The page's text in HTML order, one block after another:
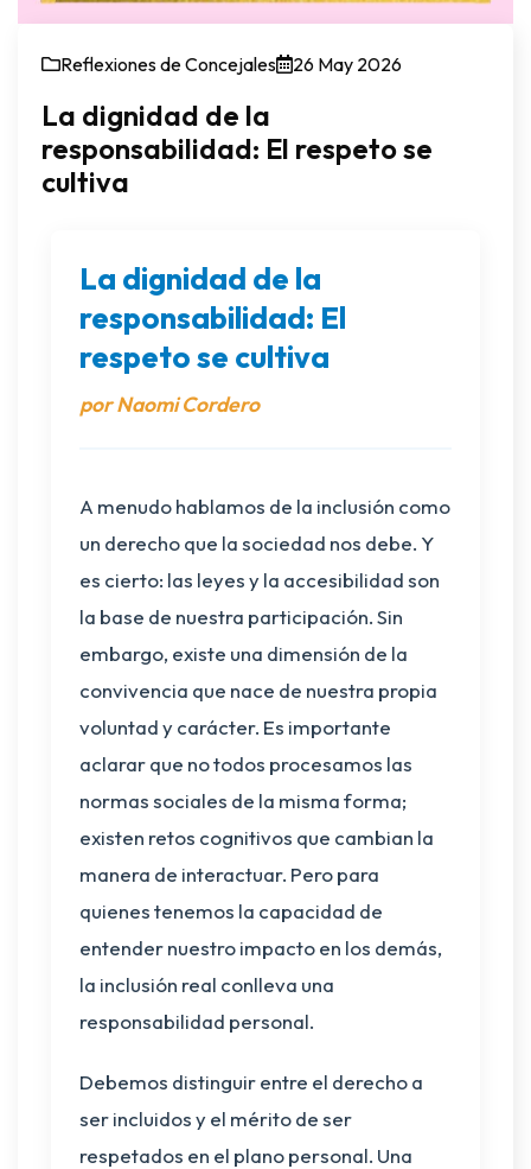
La dignidad de la
responsabilidad: El respeto se
cultiva
Reflexiones de Concejales 26 May 2026
La dignidad de la
responsabilidad: El
respeto se cultiva
por Naomi Cordero
A menudo hablamos de la inclusión como
un derecho que la sociedad nos debe. Y
es cierto: las leyes y la accesibilidad son
la base de nuestra participación. Sin
embargo, existe una dimensión de la
convivencia que nace de nuestra propia
voluntad y carácter. Es importante
aclarar que no todos procesamos las
normas sociales de la misma forma;
existen retos cognitivos que cambian la
manera de interactuar. Pero para
quienes tenemos la capacidad de
entender nuestro impacto en los demás,
la inclusión real conlleva una
responsabilidad personal.
Debemos distinguir entre el derecho a
ser incluidos y el mérito de ser
respetados en el plano personal. Una